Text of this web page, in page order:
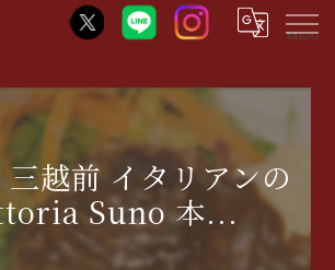
Menu
越前 イタリアンの
Suno 本...